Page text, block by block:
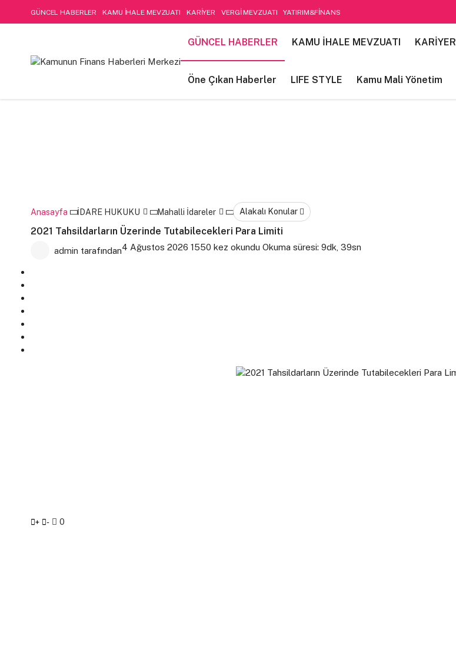
GÜNCEL HABERLER KAMU İHALE MEVZUATI KARİYER VERGİ MEVZUATI YATIRIM&FİNANS
LIFE STYLE Kamu Mali Yönetim
FİNANSAL MUHASEBE-DENETİM
GÜNCEL HABERLER KAMU İHALE MEVZUATI KARİYER
Öne Çıkan Haberler LIFE STYLE Kamu Mali Yönetim
Anasayfa İDARE HUKUKU Mahalli İdareler Alakalı Konular
2021 Tahsildarların Üzerinde Tutabilecekleri Para Limiti
admin tarafından4 Ağustos 2026 1550 kez okundu Okuma süresi: 9dk, 39sn
+ - 0